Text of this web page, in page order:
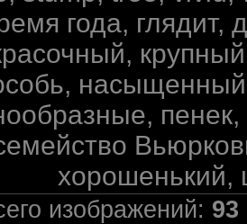
года,
хорошенький,
изображений: 93